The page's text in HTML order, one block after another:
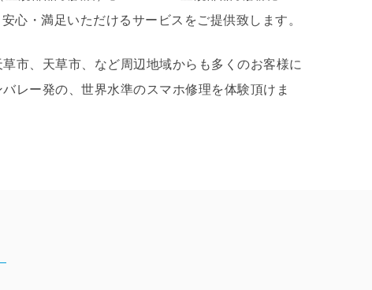
心・満足いただけるサービスをご提供致します。
市、天草市、など周辺地域からも多くのお客様に
レー発の、世界水準のスマホ修理を体験頂けま